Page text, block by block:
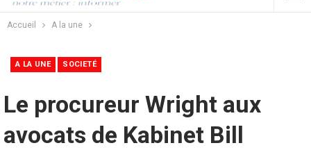
Accueil A la une
A LA UNE SOCIETÉ
Le procureur Wright aux
avocats de Kabinet Bill